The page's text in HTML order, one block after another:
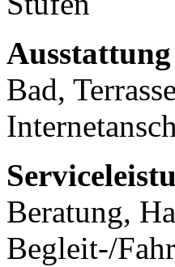
Bad,
Beratung,
Begleit-/